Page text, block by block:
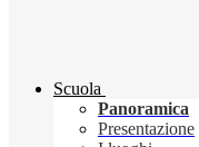
Scuola
Panoramica
Presentazione